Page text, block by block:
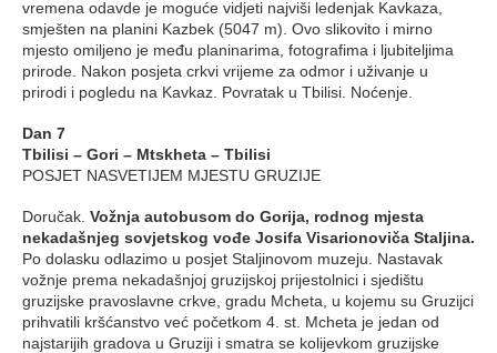
vremena odavde je moguće vidjeti najviši ledenjak Kavkaza,
smješten na planini Kazbek (5047 m). Ovo slikovito i mirno
mjesto omiljeno je među planinarima, fotografima i ljubiteljima
prirode. Nakon posjeta crkvi vrijeme za odmor i uživanje u
prirodi i pogledu na Kavkaz. Povratak u Tbilisi. Noćenje.
Dan 7
Tbilisi – Gori – Mtskheta – Tbilisi
POSJET NASVETIJEM MJESTU GRUZIJE
Doručak. Vožnja autobusom do Gorija, rodnog mjesta
nekadašnjeg sovjetskog vođe Josifa Visarionoviča Staljina.
Po dolasku odlazimo u posjet Staljinovom muzeju. Nastavak
vožnje prema nekadašnjoj gruzijskoj prijestolnici i sjedištu
gruzijske pravoslavne crkve, gradu Mcheta, u kojemu su Gruzijci
prihvatili kršćanstvo već početkom 4. st. Mcheta je jedan od
najstarijih gradova u Gruziji i smatra se kolijevkom gruzijske